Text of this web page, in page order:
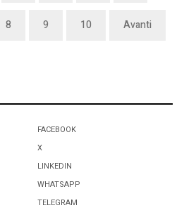
8 9 10 Avanti
FACEBOOK
X
LINKEDIN
WHATSAPP
TELEGRAM